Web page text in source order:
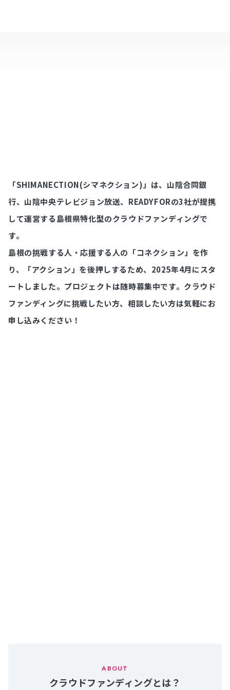
「SHIMANECTION(シマネクション)」は、山陰合同銀
行、山陰中央テレビジョン放送、READYFORの3社が提携
して運営する島根県特化型のクラウドファンディングで
す。
島根の挑戦する人・応援する人の「コネクション」を作
り、「アクション」を後押しするため、2025年4月にスタ
ートしました。プロジェクトは随時募集中です。クラウド
ファンディングに挑戦したい方、相談したい方は気軽にお
申し込みください！
ABOUT
クラウドファンディングとは？